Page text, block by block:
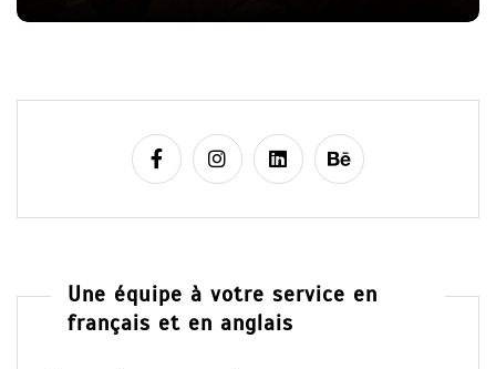
Une équipe à votre service en
français et en anglais